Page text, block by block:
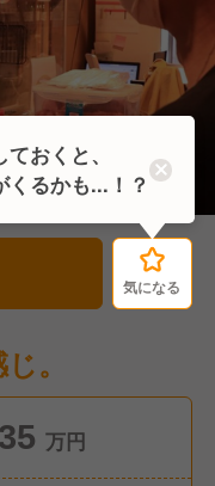
気になる
。
万円
気になる
おくと、
くるかも...！？